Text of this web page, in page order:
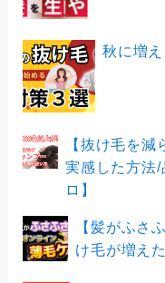
秋に増
【抜け毛を
実感した方法
ロ】
【髪がふさ
け毛が増え